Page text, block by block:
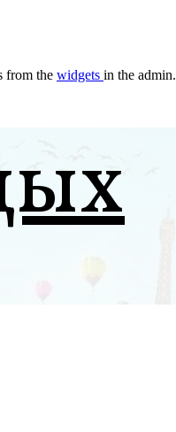
from the widgets in the admin.